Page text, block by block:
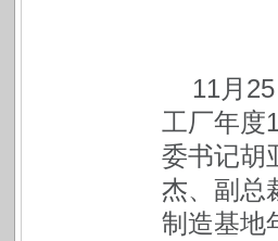
11月
工厂年度
委书记胡
杰、副总
制造基地